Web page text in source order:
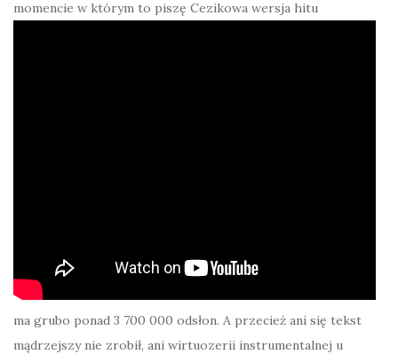
momencie w którym to piszę Cezikowa wersja hitu
ma grubo ponad 3 700 000 odsłon. A przecież ani się tekst
mądrzejszy nie zrobił, ani wirtuozerii instrumentalnej u